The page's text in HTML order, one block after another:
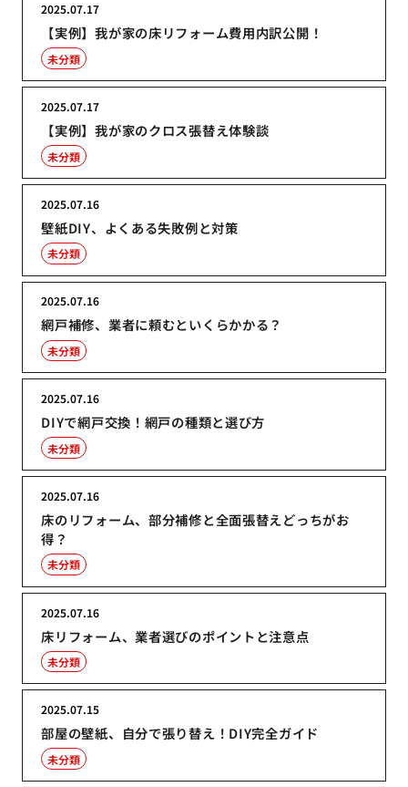
【実例】我が家の床リフォーム費用内訳公開！
2025.07.17
未分類
【実例】我が家のクロス張替え体験談
2025.07.17
未分類
壁紙DIY、よくある失敗例と対策
2025.07.16
未分類
網戸補修、業者に頼むといくらかかる？
2025.07.16
未分類
DIYで網戸交換！網戸の種類と選び方
2025.07.16
未分類
床のリフォーム、部分補修と全面張替えどっちがお
得？
2025.07.16
未分類
床リフォーム、業者選びのポイントと注意点
2025.07.16
未分類
部屋の壁紙、自分で張り替え！DIY完全ガイド
2025.07.15
未分類